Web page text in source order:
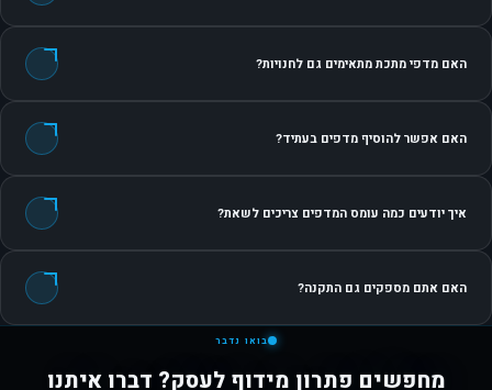
האם מדפי מתכת מתאימים גם לחנויות?
האם אפשר להוסיף מדפים בעתיד?
איך יודעים כמה עומס המדפים צריכים לשאת?
האם אתם מספקים גם התקנה?
בואו נדבר
מחפשים פתרון מידוף לעסק? דברו איתנו